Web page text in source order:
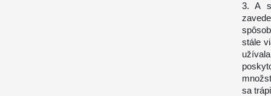
3. A
stále
sa